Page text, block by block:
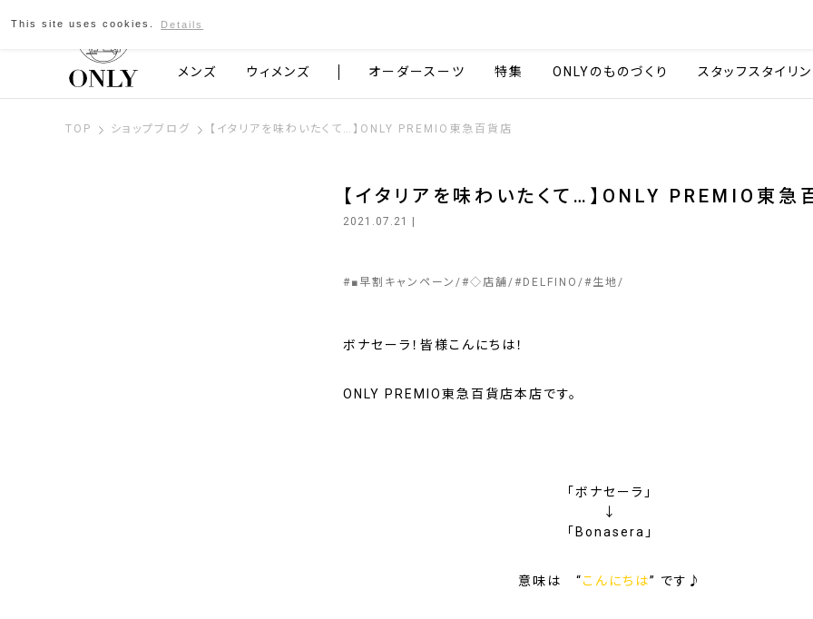
京都発のスーツブランド ONLY
メンズ ウィメンズ オーダースーツ 特集 ONLYのものづくり スタッフスタイリ
TOP ショップブログ 【イタリアを味わいたくて…】ONLY PREMIO東急百貨店
【イタリアを味わいたくて…】ONLY PREMIO東急
2021.07.21
#■早割キャンペーン #◇店舗 # DELFINO #生地
ボナセーラ！皆様こんにちは！
ONLY PREMIO東急百貨店本店です。
「 ボナセーラ 」
↓
「 Bonasera 」
意味は “こんにちは” です♪
This site uses cookies. Details